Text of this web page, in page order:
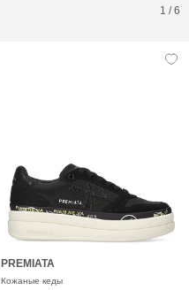
1 /6
PREMIATA
Кожаные кеды